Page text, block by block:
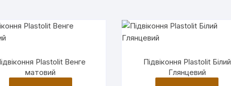
Plastolit Венге
матовий
Підвіконня Plastolit Білий
Глянцевий